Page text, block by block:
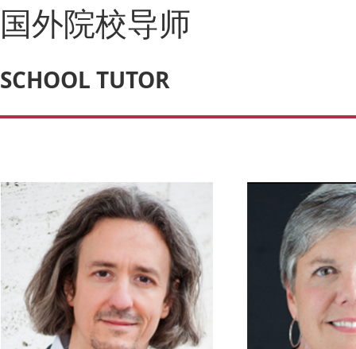
国外院校导师
SCHOOL TUTOR